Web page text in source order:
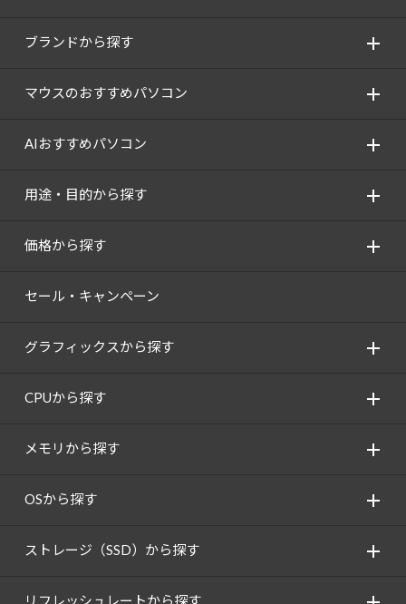
ブランドから探す
マウスのおすすめパソコン
AIおすすめパソコン
用途・目的から探す
価格から探す
セール・キャンペーン
グラフィックスから探す
CPUから探す
メモリから探す
OSから探す
ストレージ（SSD）から探す
リフレッシュレートから探す